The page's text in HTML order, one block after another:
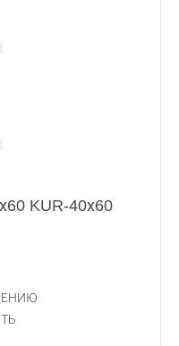
KUR-40х60